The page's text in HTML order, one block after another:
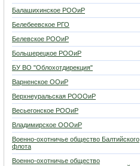
Балашихинское РООиР
Белебеевское РГО
Белевское РООиР
Большерецкое РООиР
БУ ВО "Облохотдирекция"
Варненское ООиР
Верхнеуральская РОООиР
Весьегонское РООиР
Владимирское ОООиР
Военно-охотничье общество Балтийского
флота
Военно-охотничье общество